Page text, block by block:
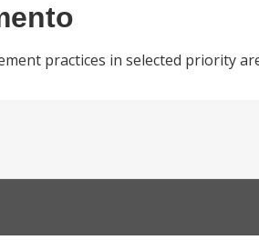
practices in selected priority